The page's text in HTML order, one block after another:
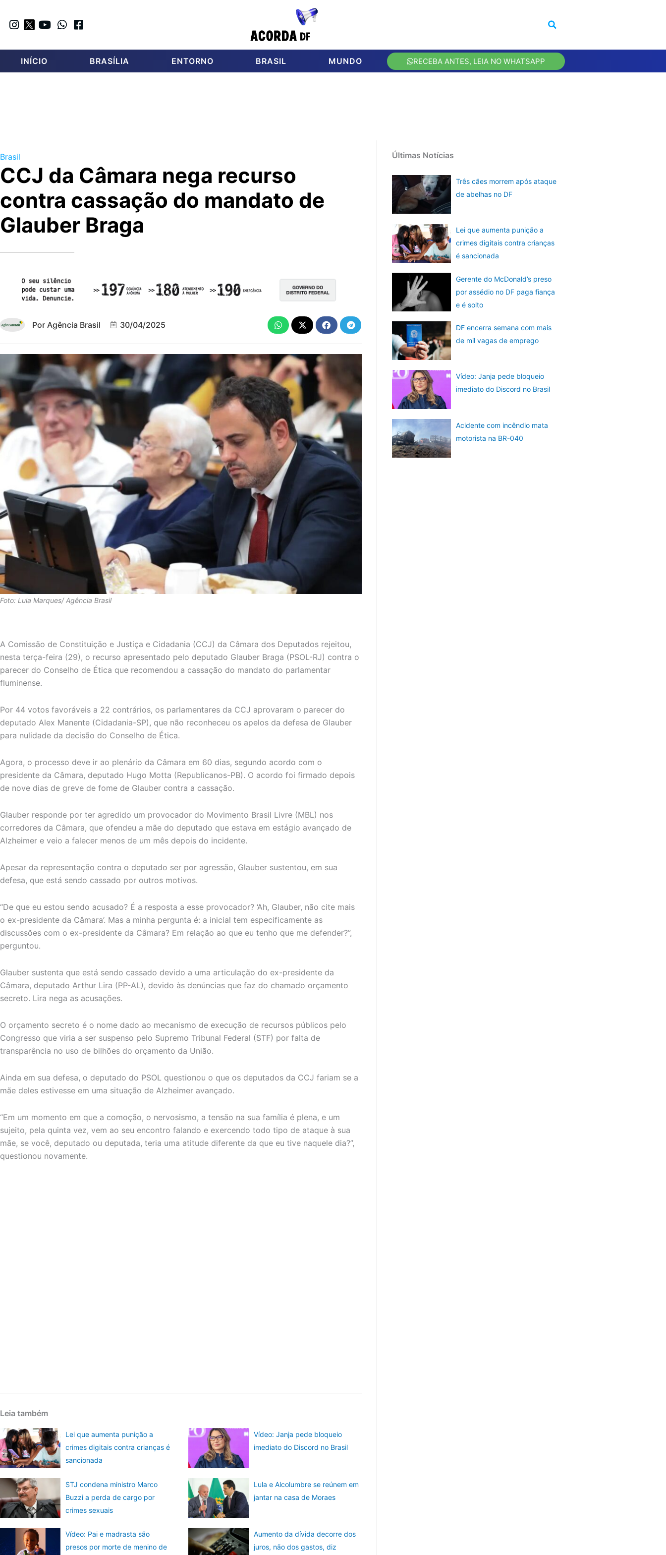
INÍCIO BRASÍLIA ENTORNO BRASIL MUNDO RECEBA ANTES, LEIA NO WHATSAPP
Brasil
CCJ da Câmara nega recurso
contra cassação do mandato de
Glauber Braga
Por Agência Brasil 30/04/2025
Foto: Lula Marques/ Agência Brasil
A Comissão de Constituição e Justiça e Cidadania (CCJ) da Câmara dos Deputados rejeitou,
nesta terça-feira (29), o recurso apresentado pelo deputado Glauber Braga (PSOL-RJ) contra o
parecer do Conselho de Ética que recomendou a cassação do mandato do parlamentar
fluminense.
Por 44 votos favoráveis a 22 contrários, os parlamentares da CCJ aprovaram o parecer do
deputado Alex Manente (Cidadania-SP), que não reconheceu os apelos da defesa de Glauber
para nulidade da decisão do Conselho de Ética.
Agora, o processo deve ir ao plenário da Câmara em 60 dias, segundo acordo com o
presidente da Câmara, deputado Hugo Motta (Republicanos-PB). O acordo foi firmado depois
de nove dias de greve de fome de Glauber contra a cassação.
Glauber responde por ter agredido um provocador do Movimento Brasil Livre (MBL) nos
corredores da Câmara, que ofendeu a mãe do deputado que estava em estágio avançado de
Alzheimer e veio a falecer menos de um mês depois do incidente.
Apesar da representação contra o deputado ser por agressão, Glauber sustentou, em sua
defesa, que está sendo cassado por outros motivos.
“De que eu estou sendo acusado? É a resposta a esse provocador? ‘Ah, Glauber, não cite mais
o ex-presidente da Câmara’. Mas a minha pergunta é: a inicial tem especificamente as
discussões com o ex-presidente da Câmara? Em relação ao que eu tenho que me defender?”,
perguntou.
Glauber sustenta que está sendo cassado devido a uma articulação do ex-presidente da
Câmara, deputado Arthur Lira (PP-AL), devido às denúncias que faz do chamado orçamento
secreto. Lira nega as acusações.
O orçamento secreto é o nome dado ao mecanismo de execução de recursos públicos pelo
Congresso que viria a ser suspenso pelo Supremo Tribunal Federal (STF) por falta de
transparência no uso de bilhões do orçamento da União.
Ainda em sua defesa, o deputado do PSOL questionou o que os deputados da CCJ fariam se a
mãe deles estivesse em uma situação de Alzheimer avançado.
“Em um momento em que a comoção, o nervosismo, a tensão na sua família é plena, e um
sujeito, pela quinta vez, vem ao seu encontro falando e exercendo todo tipo de ataque à sua
mãe, se você, deputado ou deputada, teria uma atitude diferente da que eu tive naquele dia?”,
questionou novamente.
Leia também
Lei que aumenta punição a
crimes digitais contra crianças é
sancionada
Vídeo: Janja pede bloqueio
imediato do Discord no Brasil
STJ condena ministro Marco
Buzzi a perda de cargo por
crimes sexuais
Lula e Alcolumbre se reúnem em
jantar na casa de Moraes
Vídeo: Pai e madrasta são
presos por morte de menino de
Aumento da dívida decorre dos
juros, não dos gastos, diz
Últimas Notícias
Três cães morrem após ataque
de abelhas no DF
Lei que aumenta punição a
crimes digitais contra crianças
é sancionada
Gerente do McDonald’s preso
por assédio no DF paga fiança
e é solto
DF encerra semana com mais
de mil vagas de emprego
Vídeo: Janja pede bloqueio
imediato do Discord no Brasil
Acidente com incêndio mata
motorista na BR-040